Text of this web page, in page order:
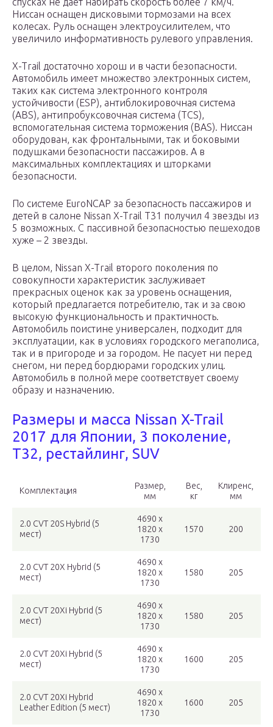
Ниссан оснащен дисковыми тормозами на всех
колесах. Руль оснащен электроусилителем, что
увеличило информативность рулевого управления.
X-Trail достаточно хорош и в части безопасности.
Автомобиль имеет множество электронных систем,
таких как система электронного контроля
устойчивости (ESP), антиблокировочная система
(ABS), антипробуксовочная система (TCS),
вспомогательная система торможения (BAS). Ниссан
оборудован, как фронтальными, так и боковыми
подушками безопасности пассажиров. А в
максимальных комплектациях и шторками
безопасности.
По системе EuroNCAP за безопасность пассажиров и
детей в салоне Nissan X-Trail Т31 получил 4 звезды из
5 возможных. С пассивной безопасностью пешеходов
хуже – 2 звезды.
В целом, Nissan X-Trail второго поколения по
совокупности характеристик заслуживает
прекрасных оценок как за уровень оснащения,
который предлагается потребителю, так и за свою
высокую функциональность и практичность.
Автомобиль поистине универсален, подходит для
эксплуатации, как в условиях городского мегаполиса,
так и в пригороде и за городом. Не пасует ни перед
снегом, ни перед бордюрами городских улиц.
Автомобиль в полной мере соответствует своему
образу и назначению.
Размеры и масса Nissan X-Trail
2017 для Японии, 3 поколение,
T32, рестайлинг, SUV
Комплектация
Размер,
мм
Вес,
кг
Клиренс,
мм
2.0 CVT 20S Hybrid (5
мест)
4690 x
1820 x
1730
1570 200
2.0 CVT 20X Hybrid (5
мест)
4690 x
1820 x
1730
1580 205
2.0 CVT 20Xi Hybrid (5
мест)
4690 x
1820 x
1730
1580 205
2.0 CVT 20Xi Hybrid (5
мест)
4690 x
1820 x
1730
1600 205
2.0 CVT 20Xi Hybrid
Leather Edition (5 мест)
4690 x
1820 x
1730
1600 205